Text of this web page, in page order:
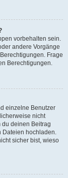
vorbehalten sein.
andere Vorgänge
Frage
Berechtigungen.
einzelne Benutzer
nicht
deinen Beitrag
Dateien hochladen.
sicher bist, wieso